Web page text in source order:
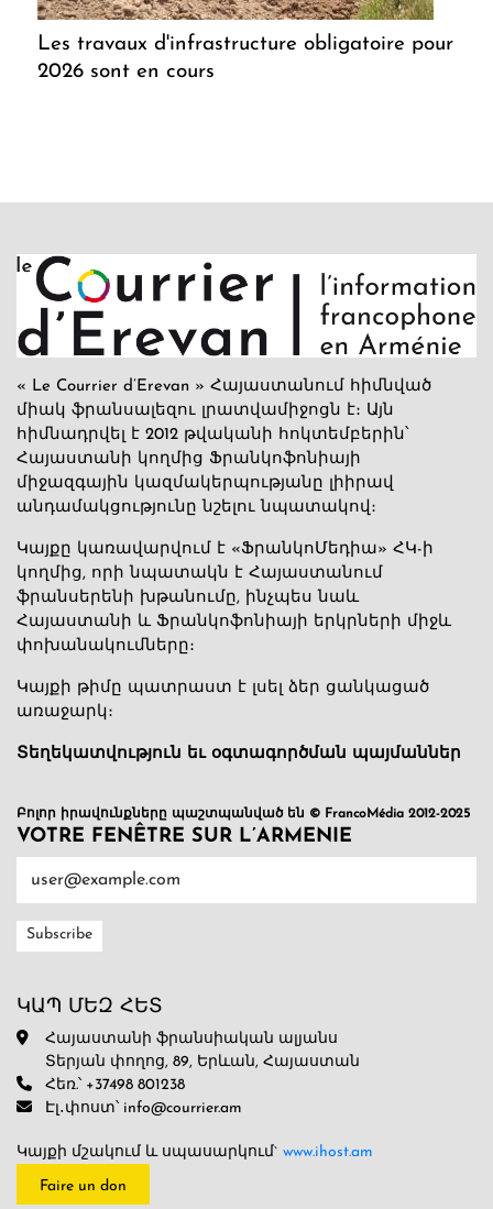
Les travaux d'infrastructure obligatoire pour
2026 sont en cours
« Le Courrier d’Erevan » Հայաստանում հիմնված
միակ ֆրանսալեզու լրատվամիջոցն է։ Այն
հիմնադրվել է 2012 թվականի հոկտեմբերին՝
Հայաստանի կողմից Ֆրանկոֆոնիայի
միջազգային կազմակերպությանը լիիրավ
անդամակցությունը նշելու նպատակով։
Կայքը կառավարվում է «ՖրանկոՄեդիա» ՀԿ-ի
կողմից, որի նպատակն է Հայաստանում
ֆրանսերենի խթանումը, ինչպես նաև
Հայաստանի և Ֆրանկոֆոնիայի երկրների միջև
փոխանակումները։
Կայքի թիմը պատրաստ է լսել ձեր ցանկացած
առաջարկ։
Տեղեկատվություն եւ օգտագործման պայմաններ
Բոլոր իրավունքները պաշտպանված են © FrancoMédia 2012-2025
VOTRE FENÊTRE SUR L’ARMENIE
ԿԱՊ ՄԵԶ ՀԵՏ
Հայաստանի ֆրանսիական ալյանս
Տերյան փողոց, 89, Երևան, Հայաստան
Հեռ.՝ +37498 801238
Էլ․փոստ՝ info@courrier.am
Կայքի մշակում և սպասարկում` www.ihost.am
Faire un don